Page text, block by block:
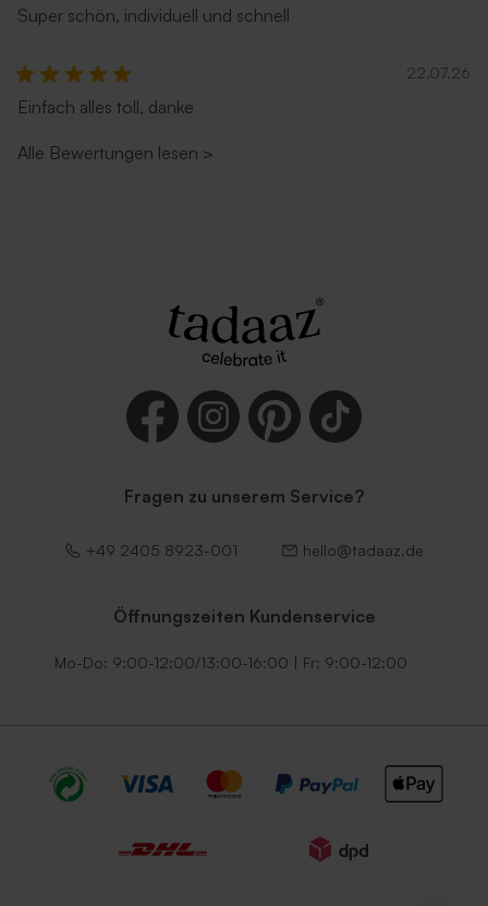
Super schön, individuell und schnell
22.07.26
Einfach alles toll, danke
Alle Bewertungen lesen >
Fragen zu unserem Service?
+49 2405 8923-001 hello@tadaaz.de
Öffnungszeiten Kundenservice
Mo-Do: 9:00-12:00/13:00-16:00 | Fr: 9:00-12:00